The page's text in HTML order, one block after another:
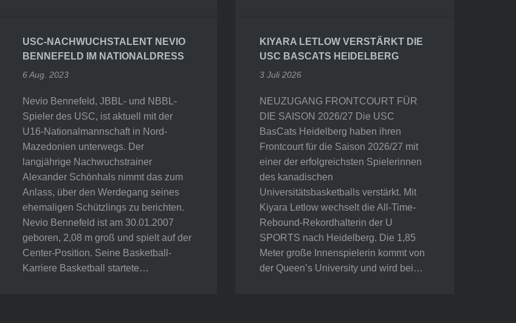
USC-NACHWUCHSTALENT NEVIO
BENNEFELD IM NATIONALDRESS
6 Aug. 2023
Nevio Bennefeld, JBBL- und NBBL-
Spieler des USC, ist aktuell mit der
U16-Nationalmannschaft in Nord-
Mazedonien unterwegs. Der
langjährige Nachwuchstrainer
Alexander Schönhals nimmt das zum
Anlass, über den Werdegang seines
ehemaligen Schützlings zu berichten.
Nevio Bennefeld ist am 30.01.2007
geboren, 2,08 m groß und spielt auf der
Center-Position. Seine Basketball-
Karriere Basketball startete…
KIYARA LETLOW VERSTÄRKT DIE
USC BASCATS HEIDELBERG
3 Juli 2026
NEUZUGANG FRONTCOURT FÜR
DIE SAISON 2026/27 Die USC
BasCats Heidelberg haben ihren
Frontcourt für die Saison 2026/27 mit
einer der erfolgreichsten Spielerinnen
des kanadischen
Universitätsbasketballs verstärkt. Mit
Kiyara Letlow wechselt die All-Time-
Rebound-Rekordhalterin der U
SPORTS nach Heidelberg. Die 1,85
Meter große Innenspielerin kommt von
der Queen’s University und wird bei…